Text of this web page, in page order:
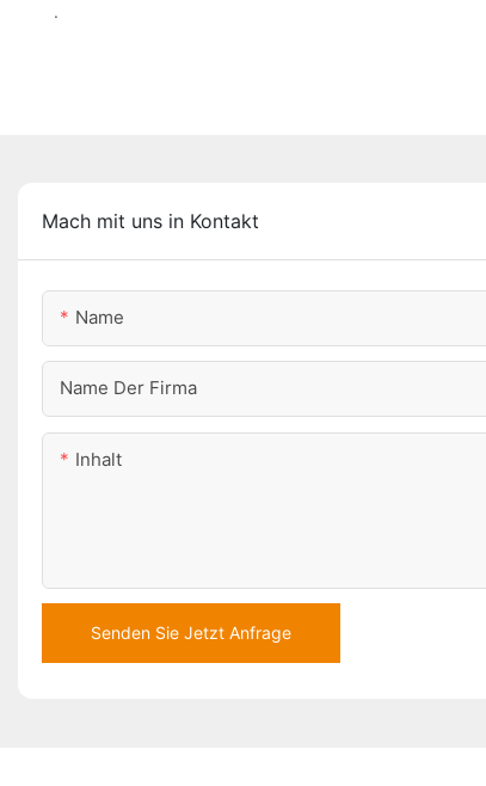
.
Mach mit uns in Kontakt
Name
Name Der Firma
Inhalt
Senden Sie Jetzt Anfrage